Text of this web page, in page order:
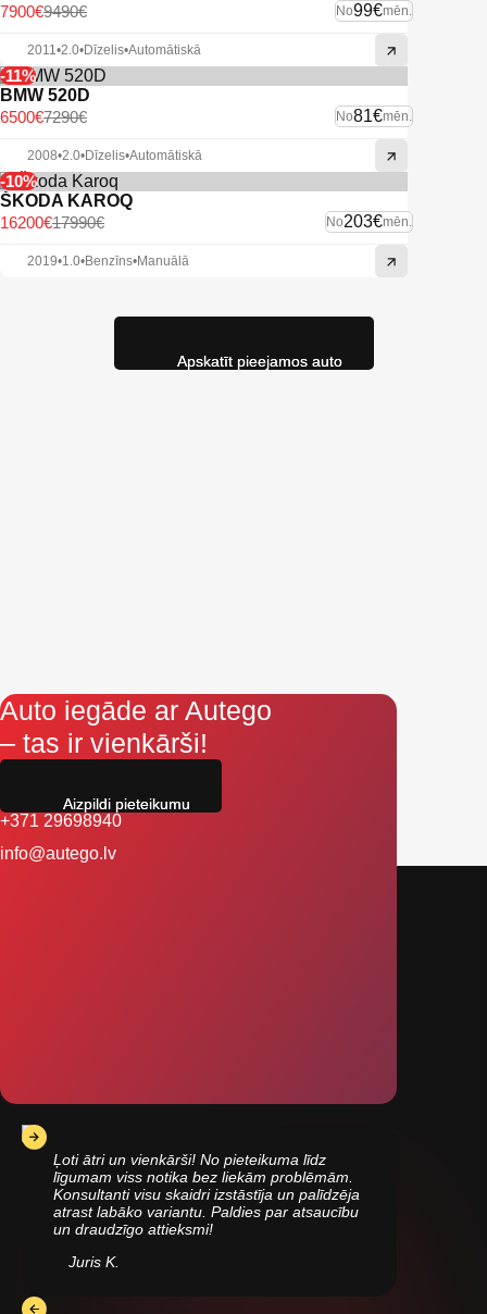
No99€mēn.
9490€
7900€
2011•2.0•Dīzelis•Automātiskā
-11%
BMW 520D
No81€mēn.
7290€
6500€
2008•2.0•Dīzelis•Automātiskā
-10%
ŠKODA KAROQ
No203€mēn.
17990€
16200€
2019•1.0•Benzīns•Manuālā
Auto iegāde ar Autego
– tas ir vienkārši!
+371 29698940
info@autego.lv
Ļoti ātri un vienkārši! No pieteikuma līdz
līgumam viss notika bez liekām problēmām.
Konsultanti visu skaidri izstāstīja un palīdzēja
atrast labāko variantu. Paldies par atsaucību
un draudzīgo attieksmi!
Juris K.